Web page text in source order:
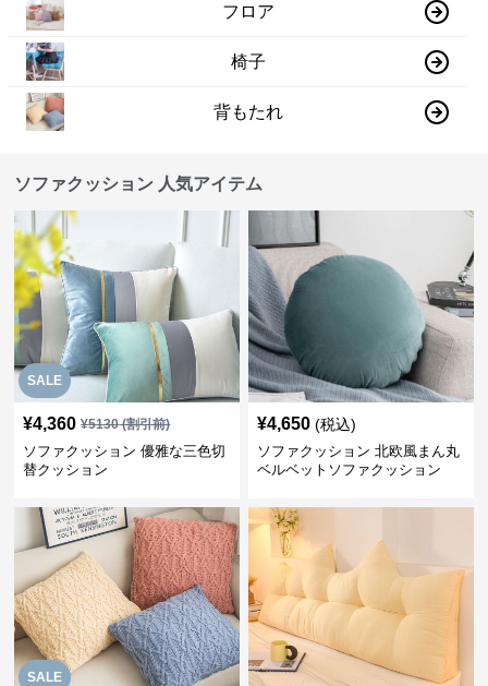
フロア
椅子
背もたれ
ソファクッション 人気アイテム
SALE
¥4,360 ¥5130(割引前)
ソファクッション 優雅な三色切
替クッション
¥4,650 (税込)
ソファクッション 北欧風まん丸
ベルベットソファクッション
SALE